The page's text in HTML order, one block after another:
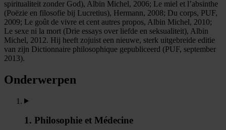
spiritualiteit zonder God), Albin Michel, 2006; Le miel et l’absinthe
(Poëzie en filosofie bij Lucretius), Hermann, 2008; Du corps, PUF,
2009; Le goût de vivre et cent autres propos, Albin Michel, 2010;
Le sexe ni la mort (Drie essays over liefde en seksualiteit), Albin
Michel, 2012. Hij heeft zojuist een nieuwe, sterk uitgebreide editie
van zijn Dictionnaire philosophique gepubliceerd (PUF, september
2013).
Onderwerpen
1. Philosophie et Médecine